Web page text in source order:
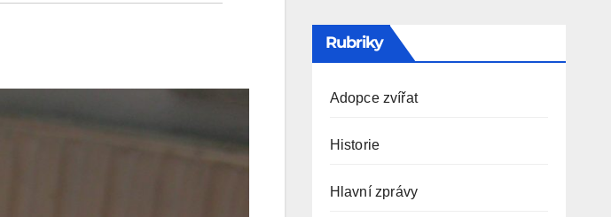
Rubriky
Adopce zvířat
Historie
Hlavní zprávy